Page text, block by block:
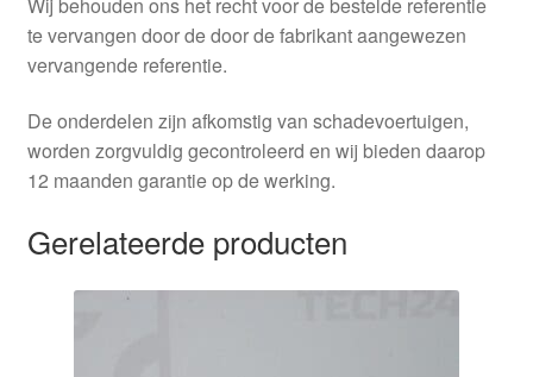
te vervangen door de door de fabrikant aangewezen
vervangende referentie.
De onderdelen zijn afkomstig van schadevoertuigen,
worden zorgvuldig gecontroleerd en wij bieden daarop
12 maanden garantie op de werking.
Gerelateerde producten